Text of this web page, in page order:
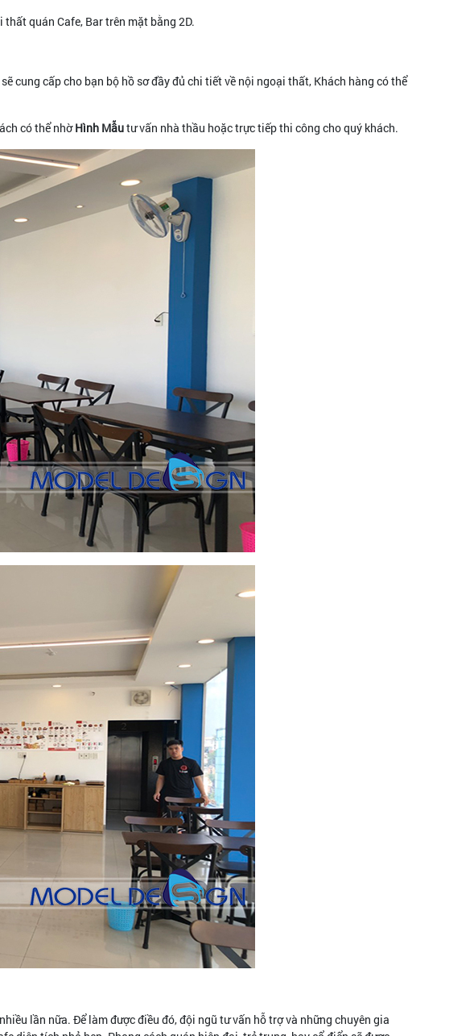
quán Cafe, Bar trên mặt bằng 2D.
sẽ cung cấp cho bạn bộ hồ sơ đầy đủ chi tiết về nội ngoại thất, Khách hàng có thể
có thể nhờHình Mẫutư vấn nhà thầu hoặc trực tiếp thi công cho quý khách.
lần nữa. Để làm được điều đó, đội ngũ tư vấn hỗ trợ và những chuyên gia